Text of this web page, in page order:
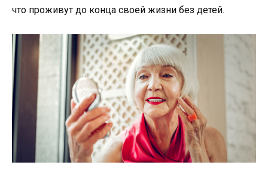
что проживут до конца своей жизни без детей.